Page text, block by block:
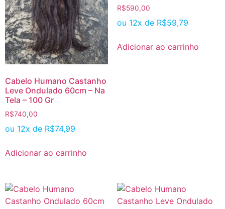
Cabelo Humano Castanho
Leve Ondulado 60cm – Na
Tela – 100 Gr
R$740,00
ou 12x de R$74,99
Adicionar ao carrinho
R$590,00
ou 12x de R$59,79
Adicionar ao carrinho